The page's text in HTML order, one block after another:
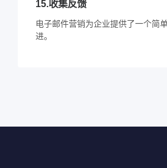
15.收集反馈
电子邮件营销为企业提供了一个简
进。